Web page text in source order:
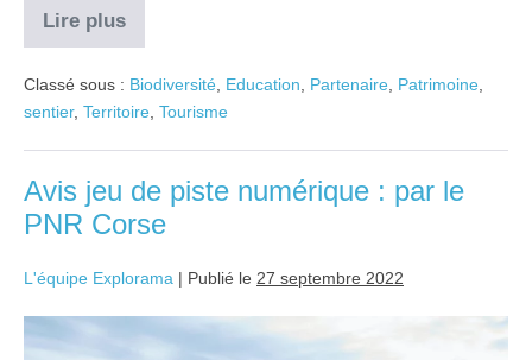
Lire plus
Classé sous : Biodiversité Education Partenaire Patrimoine
sentier, Territoire Tourisme
Avis jeu de piste numérique : par le
PNR Corse
L'équipe Explorama | Publié le 27 septembre 2022